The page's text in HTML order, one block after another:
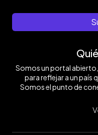
Somos un portal
para reflejar a un país
Somos el punto de